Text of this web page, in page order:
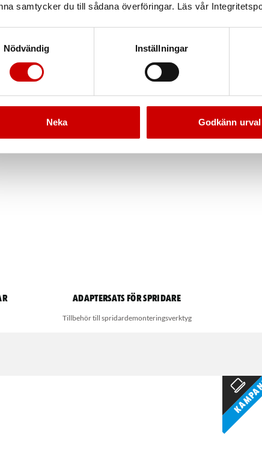
samtycker du till sådana överföringar. Läs vår
Nödvändig
Inställningar
Neka Godkänn urval
tillbehör.
vald produkt
Adaptersats för spridare
Tillbehör till spridardemonteringsverktyg